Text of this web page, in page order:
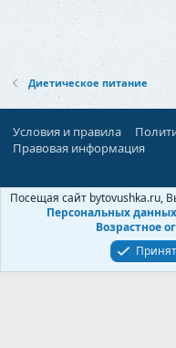
Диетическое питание
Условия и правила
Правовая информация
При
©
Посещая сайт bytovushka.ru,
Персональных данных
Возрастное